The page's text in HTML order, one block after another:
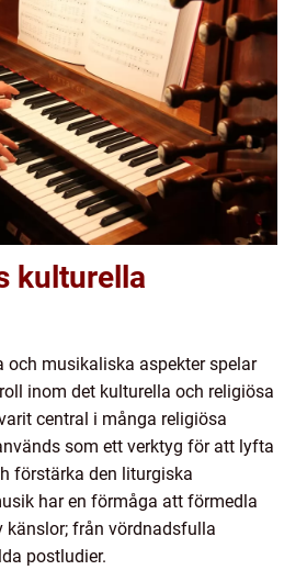
kulturella
och musikaliska aspekter spelar
inom det kulturella och religiösa
central i många religiösa
som ett verktyg för att lyfta
förstärka den liturgiska
har en förmåga att förmedla
känslor; från vördnadsfulla
postludier.